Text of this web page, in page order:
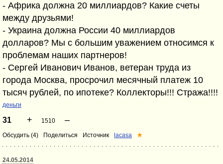
- Африка должна 20 миллиардов? Какие счеты
между друзьями!
- Украина должна России 40 миллиардов
долларов? Мы с большим уважением относимся к
проблемам наших партнеров!
- Сергей Иванович Иванов, ветеран труда из
города Москва, просрочил месячный платеж 10
тысяч рублей, по ипотеке? Коллекторы!!! Стража!!!!
деньги
31 + 1510 –
Обсудить (4) Поделиться Источник lacasa ★
24.05.2014